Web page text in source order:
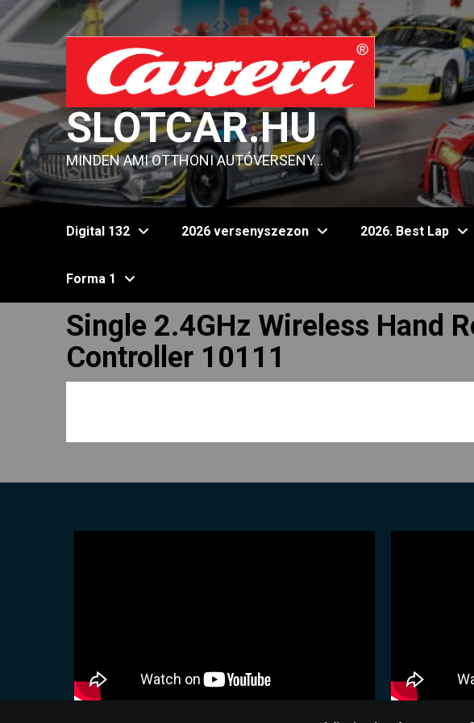
Skip
to
SLOTCAR.HU
MINDEN AMI OTTHONI AUTÓVERSENY…
Digital 132 2026 versenyszezon 2026. Best Lap
Forma 1
Single 2.4GHz Wireless Hand
Controller 10111